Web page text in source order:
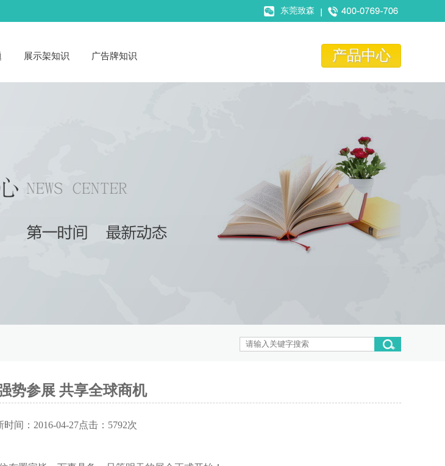
东莞致森
展示架知识 广告牌知识 产品中心
势参展 共享全球商机
间：2016-04-27点击：5792次